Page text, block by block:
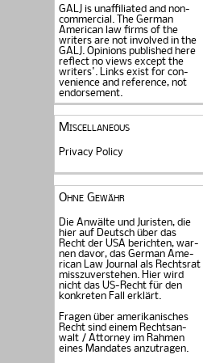
GALJ is unaffiliated and non-
commercial. The Ger­man
American law firms of the
writers are not in­volved in the
GALJ. Opi­nions published here
reflect no views except the
writers'. Links exist for con­
venience and refe­rence, not
endorse­ment.
Miscellaneous
Privacy Policy
Ohne Gewähr
Die Anwälte und Juristen, die
hier auf Deutsch über das
Recht der USA be­rich­ten, war­
nen davor, das German Ame­
rican Law Journal als Rechts­rat
miss­zu­verstehen. Hier wird
nicht das US-Recht für den
konkreten Fall er­klärt.
Fragen über amerika­ni­sches
Recht sind einem Rechts­an­
walt / Attorney im Rahmen
eines Mandates an­zu­tragen.